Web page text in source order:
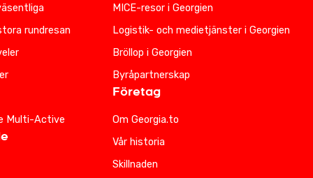
rundresan
Multi-Active
MICE-resor i Georgien
Logistik- och medietjänster i Georgien
Bröllop i Georgien
Byråpartnerskap
Företag
Om Georgia.to
Vår historia
Skillnaden